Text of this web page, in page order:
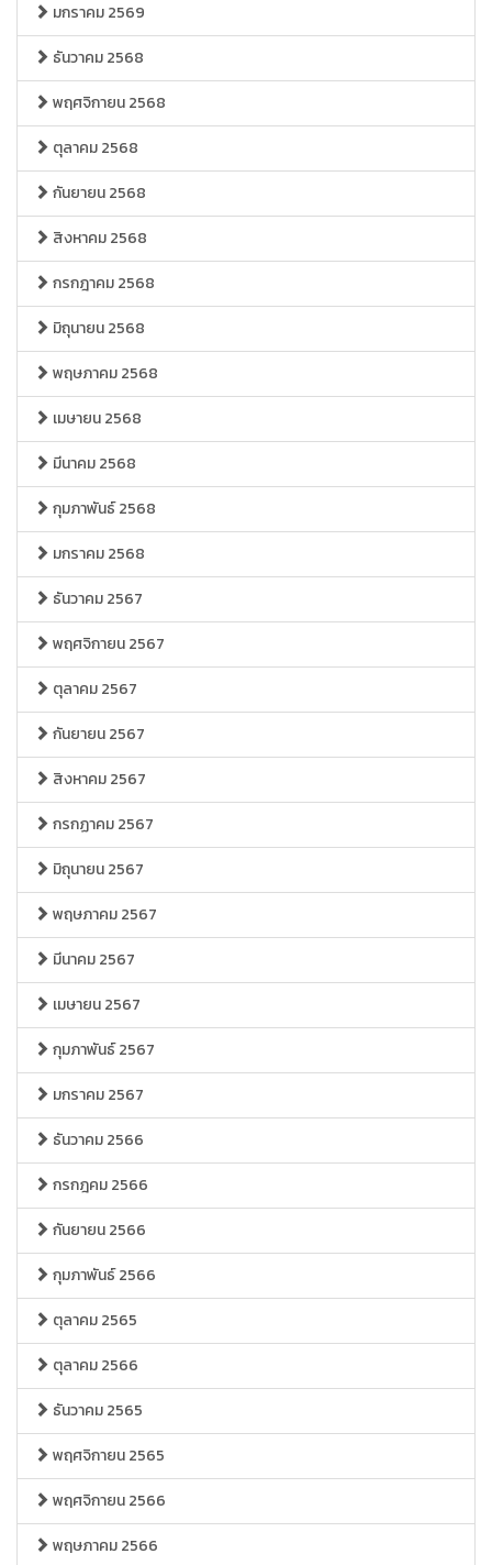
มกราคม 2569
ธันวาคม 2568
พฤศจิกายน 2568
ตุลาคม 2568
กันยายน 2568
สิงหาคม 2568
กรกฎาคม 2568
มิถุนายน 2568
พฤษภาคม 2568
เมษายน 2568
มีนาคม 2568
กุมภาพันธ์ 2568
มกราคม 2568
ธันวาคม 2567
พฤศจิกายน 2567
ตุลาคม 2567
กันยายน 2567
สิงหาคม 2567
กรกฏาคม 2567
มิถุนายน 2567
พฤษภาคม 2567
มีนาคม 2567
เมษายน 2567
กุมภาพันธ์ 2567
มกราคม 2567
ธันวาคม 2566
กรกฎคม 2566
กันยายน 2566
กุมภาพันธ์ 2566
ตุลาคม 2565
ตุลาคม 2566
ธันวาคม 2565
พฤศจิกายน 2565
พฤศจิกายน 2566
พฤษภาคม 2566